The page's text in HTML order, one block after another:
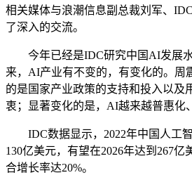
相关媒体与浪潮信息副总裁刘军、
了深入的交流。
今年已经是IDC研究中国AI发展水
来，AI产业有不变的，有变化的。周
的是国家产业政策的支持和投入以及
衷；显著变化的是，AI越来越普惠化
IDC数据显示，2022年中国人工智
130亿美元，有望在2026年达到267亿
合增长率达20%。